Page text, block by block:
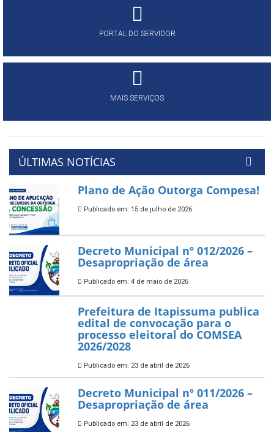
PORTAL DO SERVIDOR
MAIS SERVIÇOS
ÚLTIMAS NOTÍCIAS
Plano de Ação Outorga Compesa!
Publicado em: 15 de julho de 2026
Decreto Municipal nº 012/2026 –
Desapropriação de área
Publicado em: 4 de maio de 2026
Prefeitura de Itapissuma publica
edital de convocação para o
processo eleitoral do COMSEA
2026/2028
Publicado em: 23 de abril de 2026
Decreto Municipal nº 011/2026 –
Desapropriação de área
Publicado em: 23 de abril de 2026